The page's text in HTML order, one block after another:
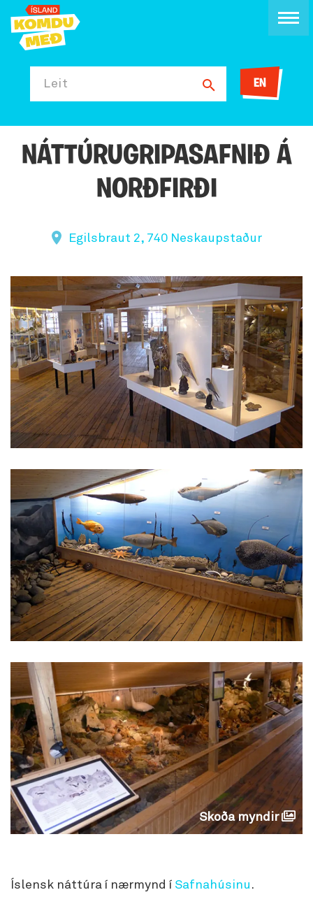
Leit EN
NÁTTÚRUGRIPASAFNIÐ Á
NORÐFIRÐI
Egilsbraut 2, 740 Neskaupstaður
Skoða myndir
Íslensk náttúra í nærmynd í Safnahúsinu .